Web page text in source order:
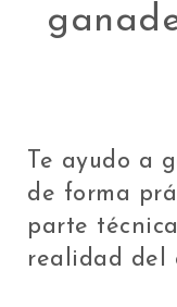
Te ayudo a
de forma
parte
realidad del